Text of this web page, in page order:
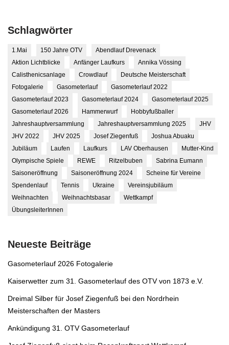
Schlagwörter
1.Mai 150 Jahre OTV
Abendlauf Drevenack
Aktion Lichtblicke
Anfänger Laufkurs
Annika Vössing
Calisthenicsanlage
Crowdlauf
Deutsche Meisterschaft
Fotogalerie
Gasometerlauf
Gasometerlauf 2022
Gasometerlauf 2023
Gasometerlauf 2024
Gasometerlauf 2025
Gasometerlauf 2026
Hammerwurf
Hobbyfußballer
Jahreshauptversammlung
Jahreshauptversammlung 2025
JHV
JHV 2022
JHV 2025 Josef Ziegenfuß
Joshua Abuaku
Jubiläum
Laufen Laufkurs LAV Oberhausen
Mutter-Kind
Olympische Spiele
REWE Ritzelbuben
Sabrina Eumann
Saisoneröffnung
Saisoneröffnung 2024
Scheine für Vereine
Spendenlauf
Tennis Ukraine
Vereinsjubiläum
Weihnachten
Weihnachtsbasar
Wettkampf
ÜbungsleiterInnen
Neueste Beiträge
Gasometerlauf 2026 Fotogalerie
Kaiserwetter zum 31. Gasometerlauf des OTV von 1873 e.V.
Dreimal Silber für Josef Ziegenfuß bei den Nordrhein
Meisterschaften der Masters
Ankündigung 31. OTV Gasometerlauf